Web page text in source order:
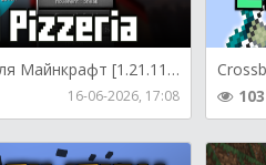
Bind Pizzeria для Майнкрафт [1.21.11, 1.21.10, 1.21.9]
16-06-2026, 17:08
103